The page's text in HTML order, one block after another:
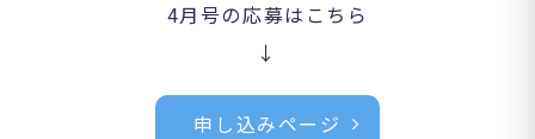
4月号の応募はこちら
↓
申し込みページ